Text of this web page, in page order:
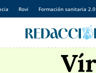
Rovi Formación sanitaria 2.0